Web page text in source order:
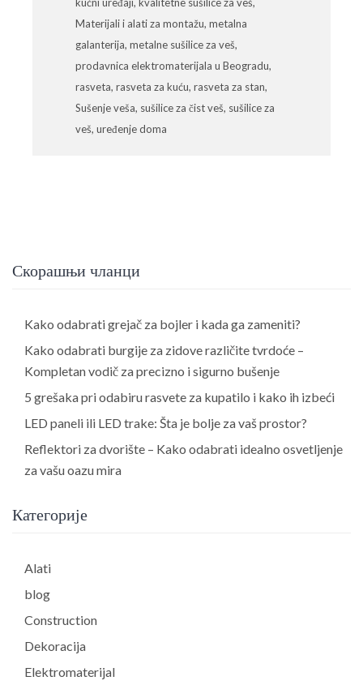
Materijali i alati za montažu, metalna
galanterija, metalne sušilice za veš,
prodavnica elektromaterijala u Beogradu,
rasveta, rasveta za kuću, rasveta za stan,
Sušenje veša, sušilice za čist veš, sušilice za
veš, uređenje doma
Скорашњи чланци
Kako odabrati grejač za bojler i kada ga zameniti?
Kako odabrati burgije za zidove različite tvrdoće –
Kompletan vodič za precizno i sigurno bušenje
5 grešaka pri odabiru rasvete za kupatilo i kako ih izbeći
LED paneli ili LED trake: Šta je bolje za vaš prostor?
Reflektori za dvorište – Kako odabrati idealno osvetljenje
za vašu oazu mira
Категорије
Alati
blog
Construction
Dekoracija
Elektromaterijal